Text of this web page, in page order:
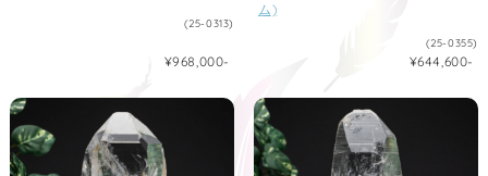
(25-0313)
¥968,000-
ム)
(25-0355)
¥644,600-